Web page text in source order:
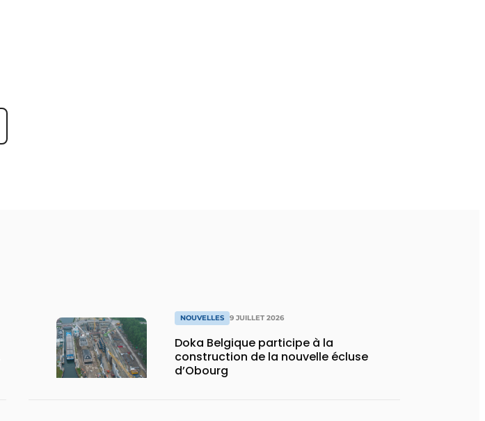
NOUVELLES 9 JUILLET 2026
Doka Belgique participe à la
construction de la nouvelle écluse
d’Obourg